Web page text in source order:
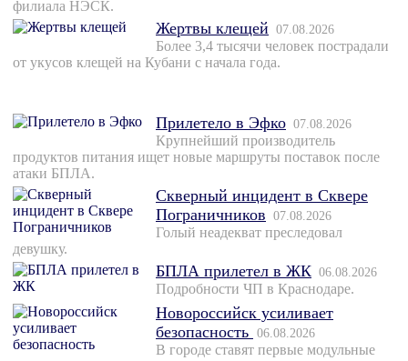
филиала НЭСК.
Жертвы клещей 07.08.2026
Более 3,4 тысячи человек пострадали
от укусов клещей на Кубани с начала года.
Прилетело в Эфко 07.08.2026
Крупнейший производитель
продуктов питания ищет новые маршруты поставок после
атаки БПЛА.
Скверный инцидент в Сквере
Пограничников 07.08.2026
Голый неадекват преследовал
девушку.
БПЛА прилетел в ЖК 06.08.2026
Подробности ЧП в Краснодаре.
Новороссийск усиливает
безопасность 06.08.2026
В городе ставят первые модульные